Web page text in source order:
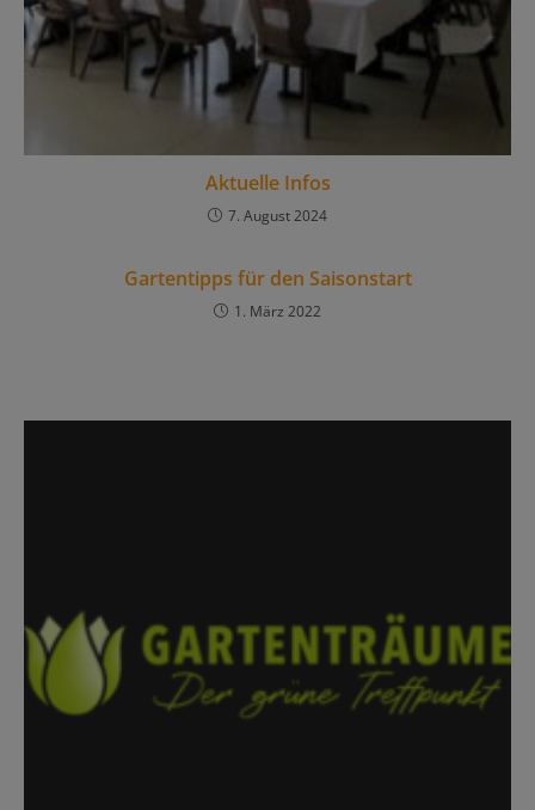
Aktuelle Infos
7. August 2024
Gartentipps für den Saisonstart
1. März 2022